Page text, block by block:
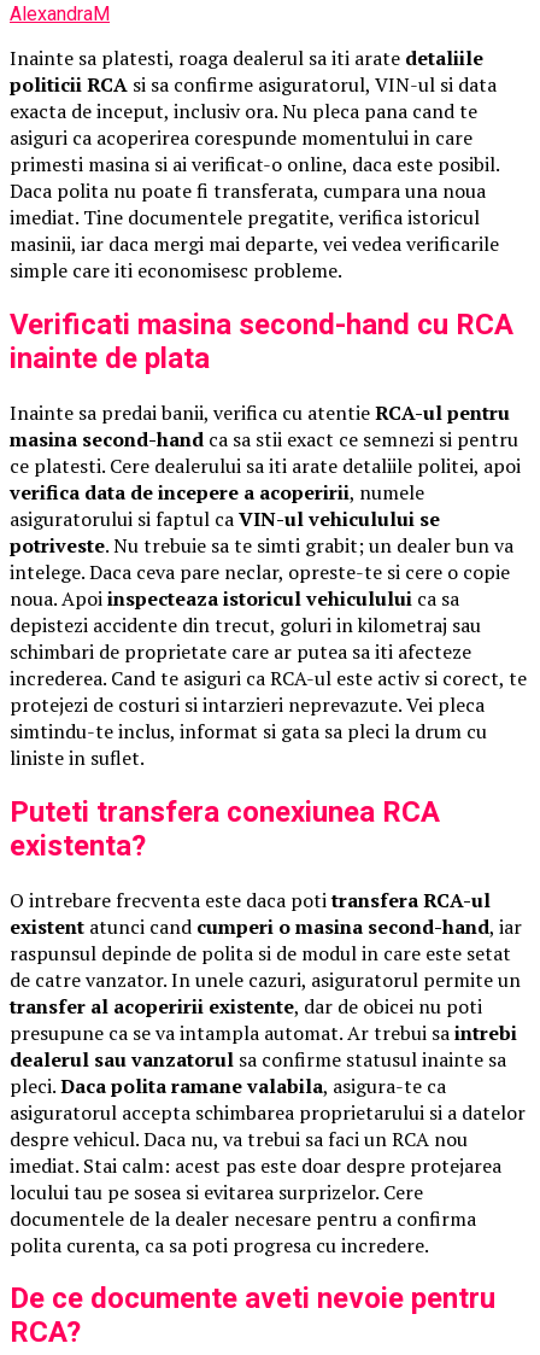
AlexandraM
Inainte sa platesti, roaga dealerul sa iti arate detaliile
politicii RCA si sa confirme asiguratorul, VIN-ul si data
exacta de inceput, inclusiv ora. Nu pleca pana cand te
asiguri ca acoperirea corespunde momentului in care
primesti masina si ai verificat-o online, daca este posibil.
Daca polita nu poate fi transferata, cumpara una noua
imediat. Tine documentele pregatite, verifica istoricul
masinii, iar daca mergi mai departe, vei vedea verificarile
simple care iti economisesc probleme.
Verificati masina second-hand cu RCA
inainte de plata
Inainte sa predai banii, verifica cu atentieRCA-ul pentru
masina second-hand ca sa stii exact ce semnezi si pentru
ce platesti. Cere dealerului sa iti arate detaliile politei, apoi
verifica data de incepere a acoperirii, numele
asiguratorului si faptul caVIN-ul vehiculului se
potriveste. Nu trebuie sa te simti grabit; un dealer bun va
intelege. Daca ceva pare neclar, opreste-te si cere o copie
noua. Apoiinspecteaza istoricul vehiculului ca sa
depistezi accidente din trecut, goluri in kilometraj sau
schimbari de proprietate care ar putea sa iti afecteze
increderea. Cand te asiguri ca RCA-ul este activ si corect, te
protejezi de costuri si intarzieri neprevazute. Vei pleca
simtindu-te inclus, informat si gata sa pleci la drum cu
liniste in suflet.
Puteti transfera conexiunea RCA
existenta?
O intrebare frecventa este daca potitransfera RCA-ul
existent atunci cand cumperi o masina second-hand, iar
raspunsul depinde de polita si de modul in care este setat
de catre vanzator. In unele cazuri, asiguratorul permite un
transfer al acoperirii existente, dar de obicei nu poti
presupune ca se va intampla automat. Ar trebui saintrebi
dealerul sau vanzatorul sa confirme statusul inainte sa
pleci.Daca polita ramane valabila, asigura-te ca
asiguratorul accepta schimbarea proprietarului si a datelor
despre vehicul. Daca nu, va trebui sa faci un RCA nou
imediat. Stai calm: acest pas este doar despre protejarea
locului tau pe sosea si evitarea surprizelor. Cere
documentele de la dealer necesare pentru a confirma
polita curenta, ca sa poti progresa cu incredere.
De ce documente aveti nevoie pentru
RCA?